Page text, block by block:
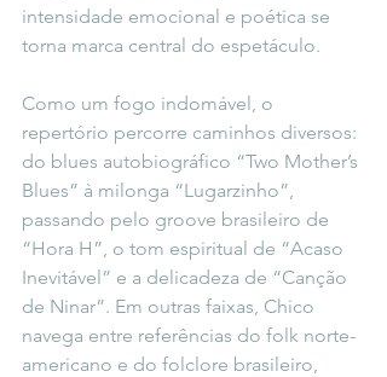
intensidade emocional e poética se
torna marca central do espetáculo.
Como um fogo indomável, o
repertório percorre caminhos diversos:
do blues autobiográfico “Two Mother’s
Blues” à milonga “Lugarzinho”,
passando pelo groove brasileiro de
“Hora H”, o tom espiritual de “Acaso
Inevitável” e a delicadeza de “Canção
de Ninar”. Em outras faixas, Chico
navega entre referências do folk norte-
americano e do folclore brasileiro,